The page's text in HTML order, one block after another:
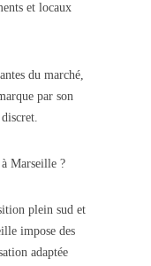
et locaux
du marché,
par son
Marseille ?
plein sud et
impose des
adaptée